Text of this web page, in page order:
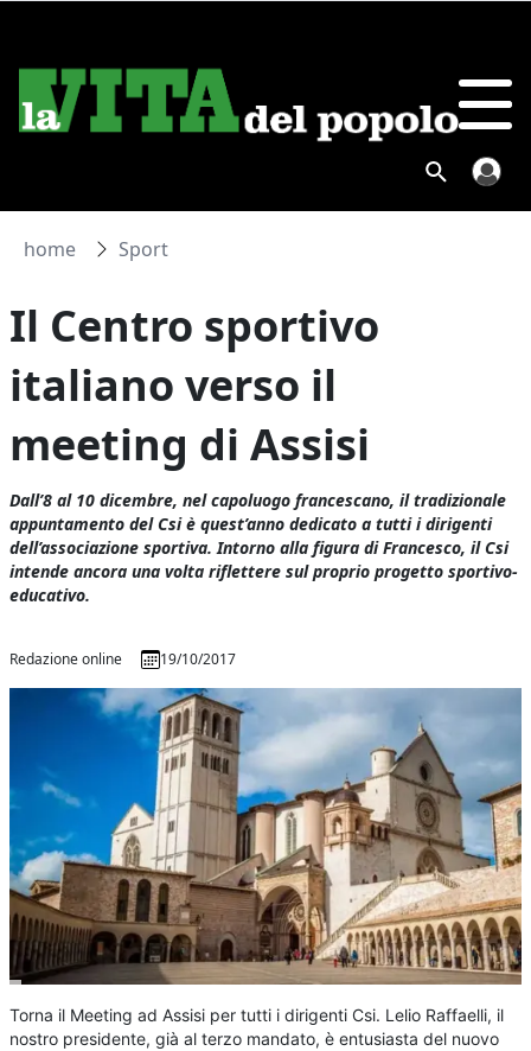
home Sport
Il Centro sportivo
italiano verso il
meeting di Assisi
Dall’8 al 10 dicembre, nel capoluogo francescano, il tradizionale
appuntamento del Csi è quest’anno dedicato a tutti i dirigenti
dell’associazione sportiva. Intorno alla figura di Francesco, il Csi
intende ancora una volta riflettere sul proprio progetto sportivo-
educativo.
Redazione online 19/10/2017
Torna il Meeting ad Assisi per tutti i dirigenti Csi. Lelio Raffaelli, il
nostro presidente, già al terzo mandato, è entusiasta del nuovo